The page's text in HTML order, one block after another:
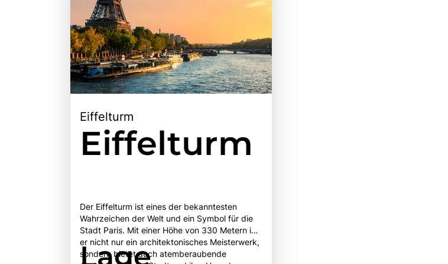
Eiffelturm
Eiffelturm
Der Eiffelturm ist eines der bekanntesten
Wahrzeichen der Welt und ein Symbol für die
Stadt Paris. Mit einer Höhe von 330 Metern ist
er nicht nur ein architektonisches Meisterwerk,
sondern bietet auch atemberaubende
Lage